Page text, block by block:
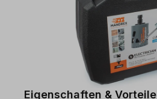
Eigenschaften & Vorteile